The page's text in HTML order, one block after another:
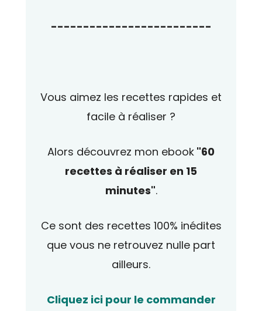
-------------------------
Vous aimez les recettes rapides et
facile à réaliser ?
Alors découvrez mon ebook "60
recettes à réaliser en 15
minutes".
Ce sont des recettes 100% inédites
que vous ne retrouvez nulle part
ailleurs.
Cliquez ici pour le commander